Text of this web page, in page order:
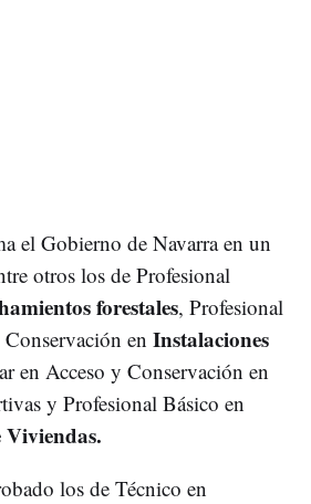
el Gobierno de Navarra en un
otros los de Profesional
forestales, Profesional
en Instalaciones
en Acceso y Conservación en
y Profesional Básico en
los de Técnico en